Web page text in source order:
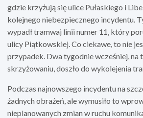
gdzie krzyżują się ulice Pułaskiego i
kolejnego niebezpiecznego incydentu.
wypadł tramwaj linii numer 11, który
ulicy Piątkowskiej. Co ciekawe, to nie
przypadek. Dwa tygodnie wcześniej, na
skrzyżowaniu, doszło do wykolejenia
Podczas najnowszego incydentu na
żadnych obrażeń, ale wymusiło to
nieplanowanych zmian w ruchu